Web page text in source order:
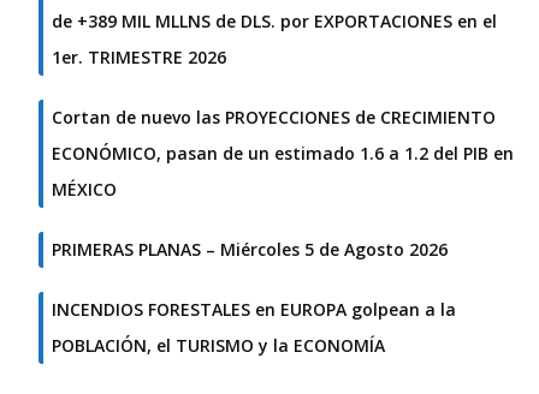
de +389 MIL MLLNS de DLS. por EXPORTACIONES en el
1er. TRIMESTRE 2026
Cortan de nuevo las PROYECCIONES de CRECIMIENTO
ECONÓMICO, pasan de un estimado 1.6 a 1.2 del PIB en
MÉXICO
PRIMERAS PLANAS – Miércoles 5 de Agosto 2026
INCENDIOS FORESTALES en EUROPA golpean a la
POBLACIÓN, el TURISMO y la ECONOMÍA